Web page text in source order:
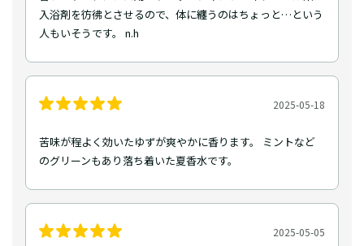
入浴剤を彷彿とさせるので、体に纏うのはちょっと…という
人もいそうです。 n.h
2025-05-18
苦味が程よく効いたゆずが爽やかに香ります。 ミントなど
のグリーンもあり落ち着いた夏香水です。
2025-05-05